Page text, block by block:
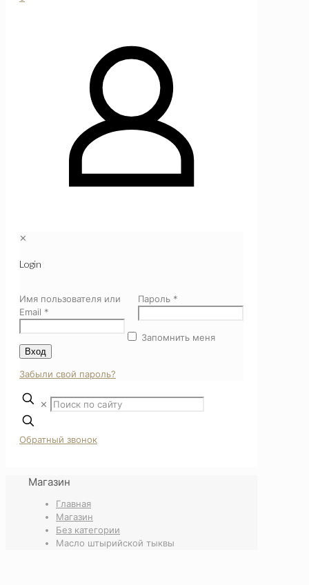
✕
Login
Имя пользователя или
Email *
Пароль *
Запомнить меня
Вход
Забыли свой пароль?
✕
Обратный звонок
Магазин
Главная
Магазин
Без категории
Масло штырийской тыквы